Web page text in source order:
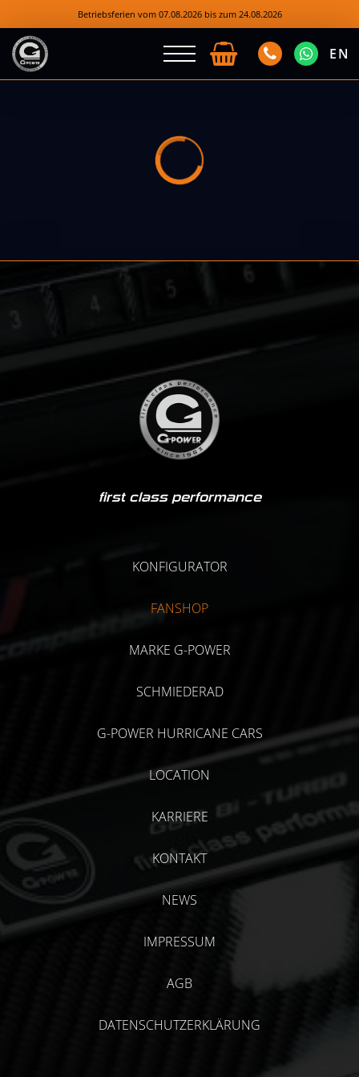
Betriebsferien vom 07.08.2026 bis zum 24.08.2026
EN
first class performance
KONFIGURATOR
FANSHOP
MARKE G-POWER
SCHMIEDERAD
G-POWER HURRICANE CARS
LOCATION
KARRIERE
KONTAKT
NEWS
IMPRESSUM
AGB
DATENSCHUTZERKLÄRUNG